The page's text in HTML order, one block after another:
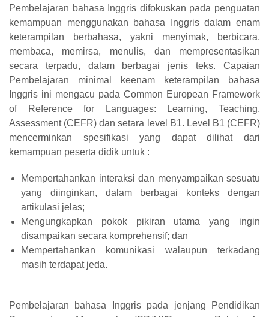
Pembelajaran bahasa Inggris difokuskan pada penguatan
kemampuan menggunakan bahasa Inggris dalam enam
keterampilan berbahasa, yakni menyimak, berbicara,
membaca, memirsa, menulis, dan mempresentasikan
secara terpadu, dalam berbagai jenis teks. Capaian
Pembelajaran minimal keenam keterampilan bahasa
Inggris ini mengacu pada Common European Framework
of Reference for Languages: Learning, Teaching,
Assessment (CEFR) dan setara level B1. Level B1 (CEFR)
mencerminkan spesifikasi yang dapat dilihat dari
kemampuan peserta didik untuk :
Mempertahankan interaksi dan menyampaikan sesuatu
yang diinginkan, dalam berbagai konteks dengan
artikulasi jelas;
Mengungkapkan pokok pikiran utama yang ingin
disampaikan secara komprehensif; dan
Mempertahankan komunikasi walaupun terkadang
masih terdapat jeda.
Pembelajaran bahasa Inggris pada jenjang Pendidikan